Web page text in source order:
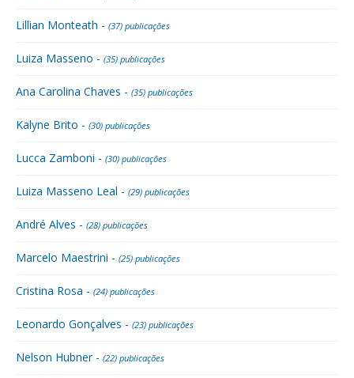
Lillian Monteath - (37) publicações
Luiza Masseno - (35) publicações
Ana Carolina Chaves - (35) publicações
Kalyne Brito - (30) publicações
Lucca Zamboni - (30) publicações
Luiza Masseno Leal - (29) publicações
André Alves - (28) publicações
Marcelo Maestrini - (25) publicações
Cristina Rosa - (24) publicações
Leonardo Gonçalves - (23) publicações
Nelson Hubner - (22) publicações